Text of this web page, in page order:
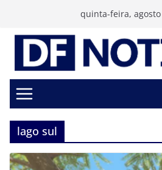
conteúdo
quinta-feira, agosto
lago sul